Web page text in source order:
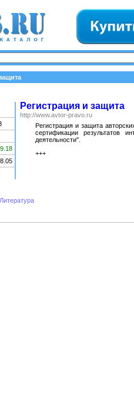
Регистрация и защита
http://www.avtor-pravo.ru
Регистрация и защита
сертификации результатов
деятельности".
+++
Литература